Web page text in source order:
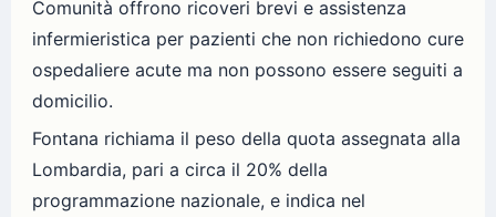
Comunità offrono ricoveri brevi e assistenza
infermieristica per pazienti che non richiedono cure
ospedaliere acute ma non possono essere seguiti a
domicilio.
Fontana richiama il peso della quota assegnata alla
Lombardia, pari a circa il 20% della
programmazione nazionale, e indica nel